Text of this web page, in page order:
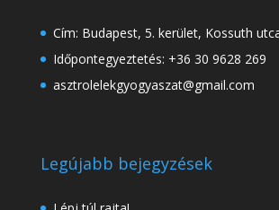
Cím: Budapest, 5. kerület, Kossuth
Időpontegyeztetés: +36 30 9628 269
asztrolelekgyogyaszat@gmail.com
Legújabb bejegyzések